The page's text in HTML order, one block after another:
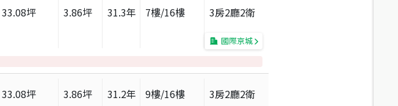
33.08坪 3.86坪 31.3年 7樓/16樓 3房2廳2衛
國際京城
33.08坪 3.86坪 31.2年 9樓/16樓 3房2廳2衛